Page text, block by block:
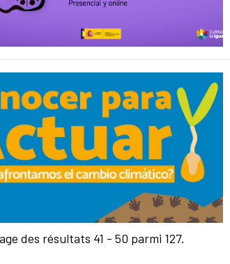
des résultats 41 - 50 parmi 127.